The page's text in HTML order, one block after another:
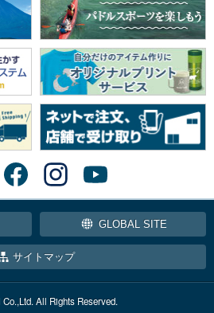
GLOBAL SITE
サイトマップ
All Rights Reserved.